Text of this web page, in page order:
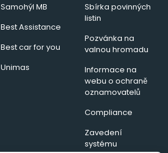
Samohýl MB
Best Assistance
Best car for you
Unimas
Sbírka povinných
listin
Pozvánka na
valnou hromadu
Informace na
webu o ochraně
oznamovatelů
Compliance
Zavedení
systému